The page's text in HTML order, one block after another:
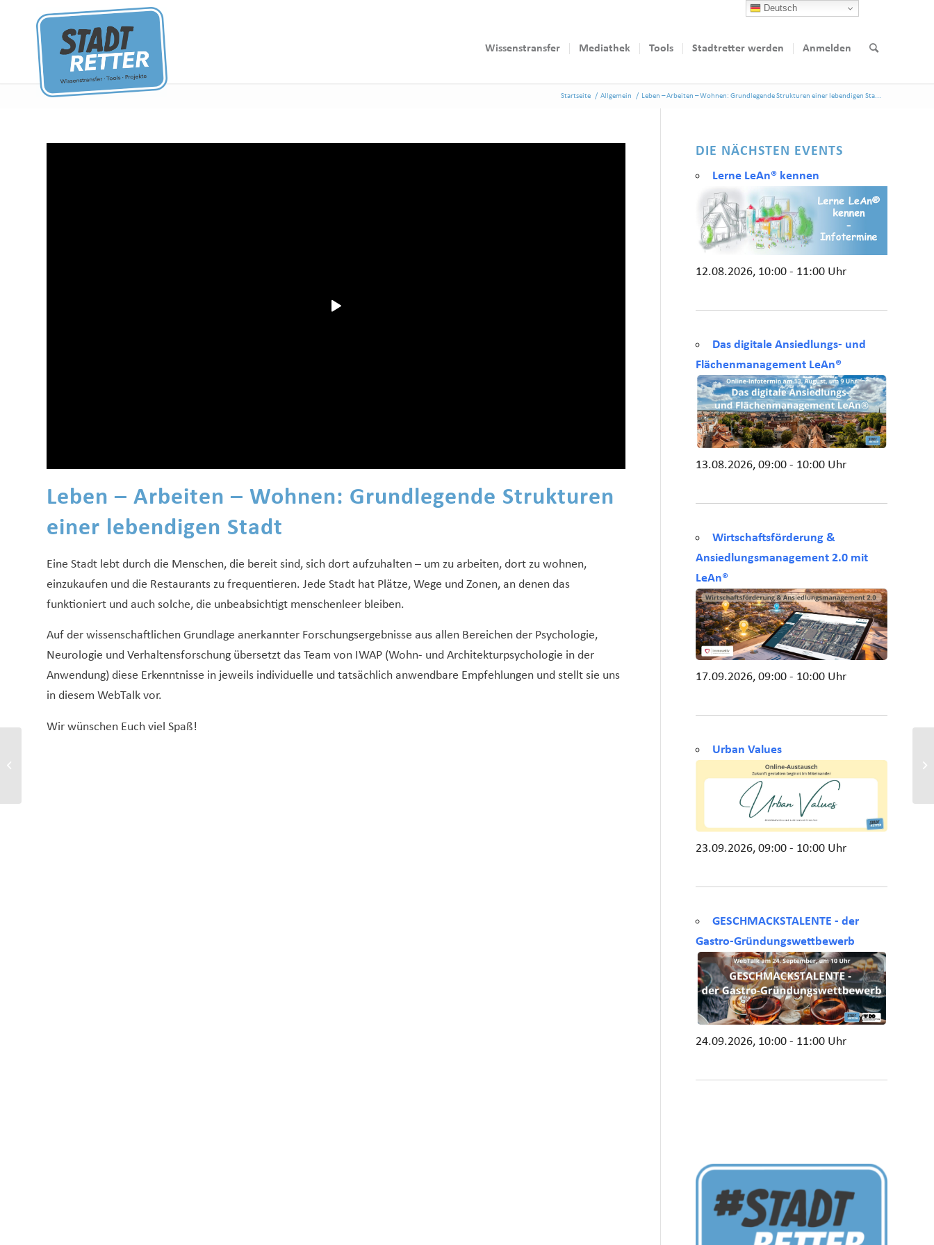
Wissenstransfer Mediathek Tools Stadtretter werden Anmelden
Startseite / Allgemein / Leben – Arbeiten – Wohnen: Grundlegende Strukturen einer lebendigen Sta...
Leben – Arbeiten – Wohnen: Grundlegende Strukturen
einer lebendigen Stadt
Eine Stadt lebt durch die Menschen, die bereit sind, sich dort aufzuhalten – um zu arbeiten, dort zu wohnen,
einzukaufen und die Restaurants zu frequentieren. Jede Stadt hat Plätze, Wege und Zonen, an denen das
funktioniert und auch solche, die unbeabsichtigt menschenleer bleiben.
Auf der wissenschaftlichen Grundlage anerkannter Forschungsergebnisse aus allen Bereichen der Psychologie,
Neurologie und Verhaltensforschung übersetzt das Team von IWAP (Wohn- und Architekturpsychologie in der
Anwendung) diese Erkenntnisse in jeweils individuelle und tatsächlich anwendbare Empfehlungen und stellt sie uns
in diesem WebTalk vor.
Wir wünschen Euch viel Spaß!
DIE NÄCHSTEN EVENTS
Lerne LeAn® kennen
12.08.2026, 10:00 - 11:00 Uhr
Das digitale Ansiedlungs- und
Flächenmanagement LeAn®
13.08.2026, 09:00 - 10:00 Uhr
Wirtschaftsförderung &
Ansiedlungsmanagement 2.0 mit
LeAn®
17.09.2026, 09:00 - 10:00 Uhr
Urban Values
23.09.2026, 09:00 - 10:00 Uhr
GESCHMACKSTALENTE - der
Gastro-Gründungswettbewerb
24.09.2026, 10:00 - 11:00 Uhr
Deutsch